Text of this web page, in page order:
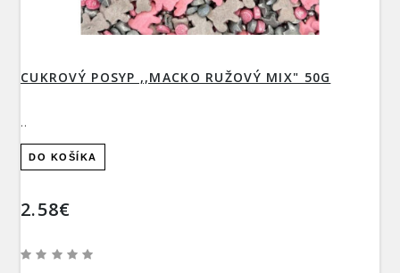
CUKROVÝ POSYP ,,MACKO RUŽOVÝ MIX" 50G
..
DO KOŠÍKA
2.58€